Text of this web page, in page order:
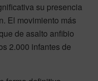
su presencia
El movimiento más
de asalto anfibio
2.000 infantes de